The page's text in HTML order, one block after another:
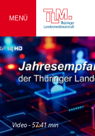
MENÜ
Video - 57:41 min